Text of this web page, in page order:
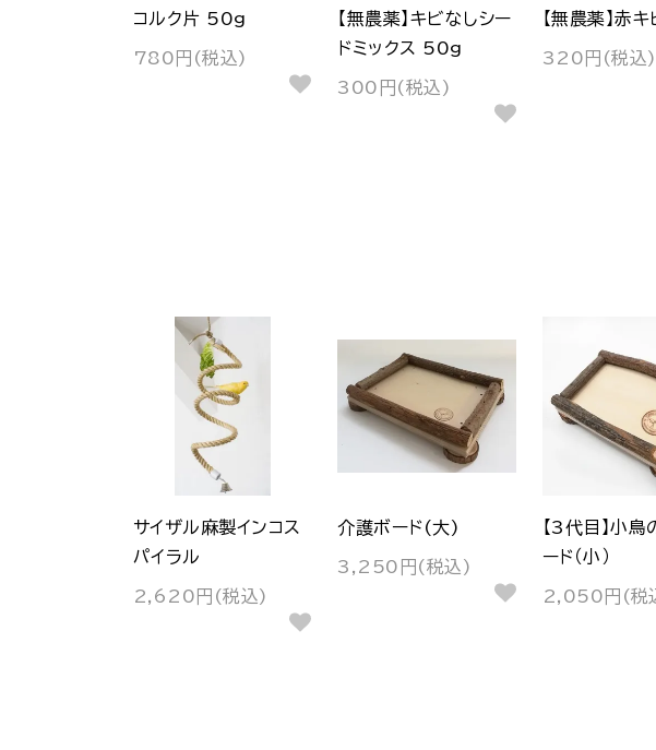
コルク片 50g
780円(税込)
【無農薬】キビなしシー
ドミックス 50g
300円(税込)
【無農薬】赤
320円(税込)
サイザル麻製インコス
パイラル
2,620円(税込)
介護ボード(大)
3,250円(税込)
【3代目】小
ード（小）
2,050円(税